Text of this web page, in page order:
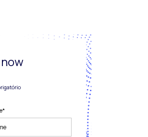
*